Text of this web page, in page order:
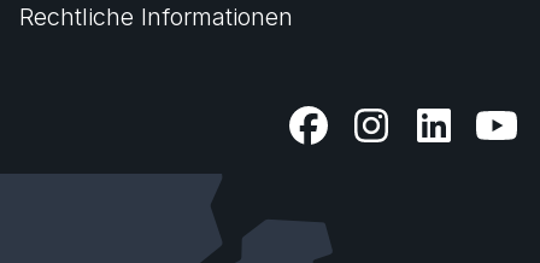
Rechtliche Informationen